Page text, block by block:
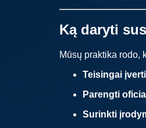
Ką daryti
Mūsų praktika rodo,
Teisingai
Parengti
Surinkti